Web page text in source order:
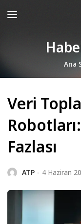
Ana
Veri
Fazlası
ATP 4 Haziran